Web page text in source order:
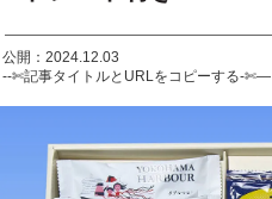
公開：2024.12.03
--✄記事タイトルとURLをコピーする-✄—